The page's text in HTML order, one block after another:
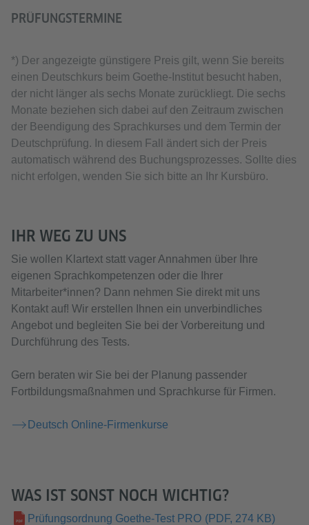
PRÜFUNGSTERMINE
*) Der angezeigte günstigere Preis gilt, wenn Sie bereits
einen Deutschkurs beim Goethe-Institut besucht haben,
der nicht länger als sechs Monate zurückliegt. Die sechs
Monate beziehen sich dabei auf den Zeitraum zwischen
der Beendigung des Sprachkurses und dem Termin der
Deutschprüfung. In diesem Fall ändert sich der Preis
automatisch während des Buchungsprozesses. Sollte dies
nicht erfolgen, wenden Sie sich bitte an Ihr Kursbüro.
IHR WEG ZU UNS
Sie wollen Klartext statt vager Annahmen über Ihre
eigenen Sprachkompetenzen oder die Ihrer
Mitarbeiter*innen? Dann nehmen Sie direkt mit uns
Kontakt auf! Wir erstellen Ihnen ein unverbindliches
Angebot und begleiten Sie bei der Vorbereitung und
Durchführung des Tests.
Gern beraten wir Sie bei der Planung passender
Fortbildungsmaßnahmen und Sprachkurse für Firmen.
Deutsch Online-Firmenkurse
WAS IST SONST NOCH WICHTIG?
Prüfungsordnung Goethe-Test PRO (PDF, 274 KB)